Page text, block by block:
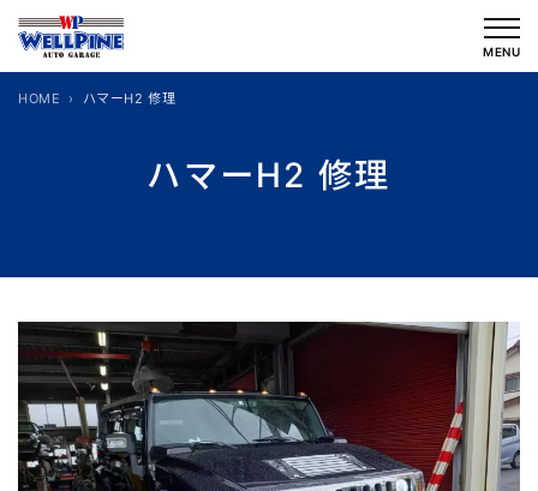
を
MENU
ハマーH2 修理
HOME ハマーH2 修理